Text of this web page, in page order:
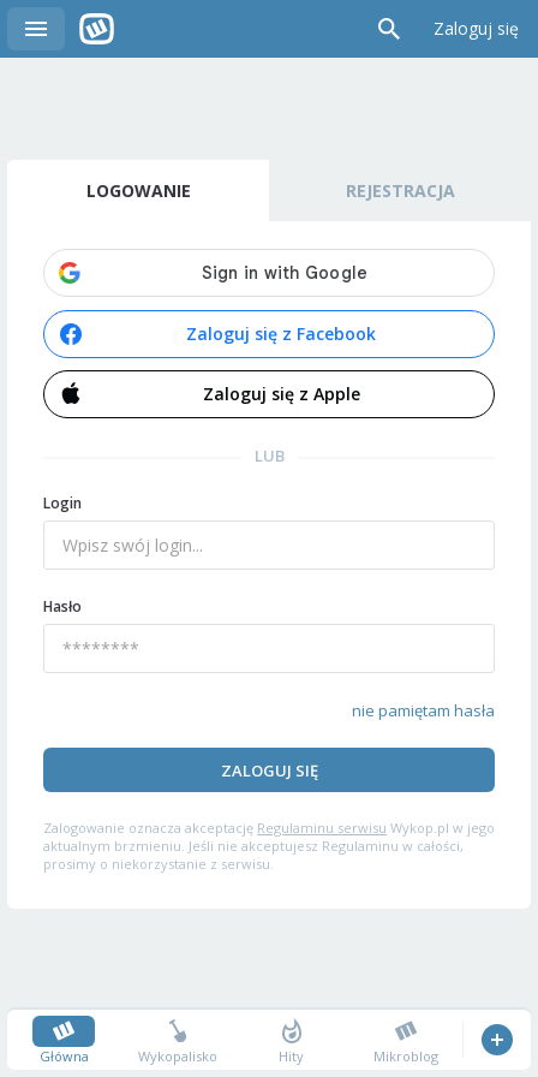
Zaloguj się
LOGOWANIE REJESTRACJA
Zaloguj się z Facebook
Zaloguj się z Apple
LUB
Login
Hasło
nie pamiętam hasła
ZALOGUJ SIĘ
Zalogowanie oznacza akceptację Regulaminu serwisu Wykop.pl w jego
aktualnym brzmieniu. Jeśli nie akceptujesz Regulaminu w całości,
prosimy o niekorzystanie z serwisu.
Główna Wykopalisko Hity Mikroblog